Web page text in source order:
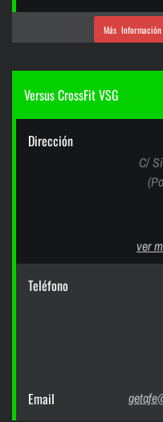
Más Información
Versus CrossFit VSG
Dirección
C/
ver
Teléfono
Email